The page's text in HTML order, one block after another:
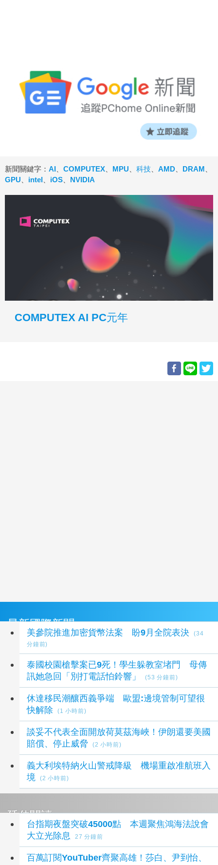
新聞關鍵字： AI COMPUTEX MPU 科技 AMD DRAM
GPU
intel iOS NVIDIA
COMPUTEX AI PC元年
最新國際新聞
美參院推進加密貨幣法案 盼9月全院表決
(34
分鐘前)
泰國校園槍擊案已9死！學生躲教室堵門 母傳
訊她急回「別打電話怕鈴響」
(53 分鐘前)
休達移民潮釀西義爭端 歐盟:邊境管制可望很
快解除
(1 小時前)
談妥不代表全面開放荷莫茲海峽！伊朗還要美國
賠償、停止威脅
(2 小時前)
義大利埃特納火山警戒降級 機場重啟准航班入
境
(2 小時前)
延伸閱讀
台指期夜盤突破45000點 本週聚焦鴻海法說會
大立光除息
27 分鐘前
百萬訂閱YouTuber齊聚高雄！莎白、尹到怡、